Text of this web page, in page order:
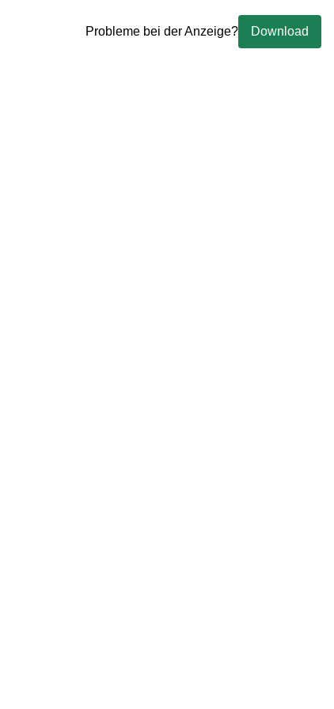
Probleme bei der Anzeige? Download